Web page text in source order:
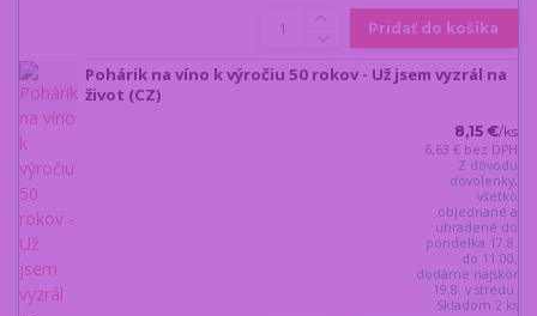
Pridať do košíka
Pohárik na víno k výročiu 50 rokov - Už jsem vyzrál na
život (CZ)
8,15 €/ks
6,63 € bez DPH
Z dôvodu
dovolenky,
všetko
objednané a
uhradené do
pondelka 17.8.
do 11:00,
dodáme najskôr
19.8. v stredu.
Skladom 2 ks